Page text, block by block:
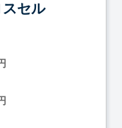
セル